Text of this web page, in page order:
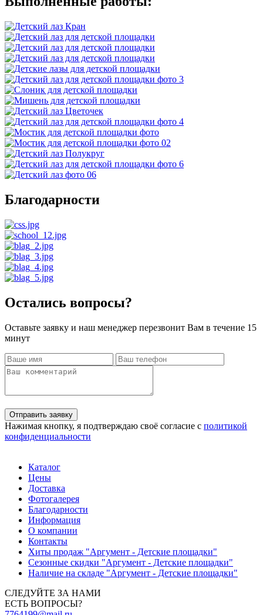
Благодарности
Остались вопросы?
Оставьте заявку и наш менеджер перезвонит Вам в течение 15
минут
Отправить заявку
Нажимая кнопку, я подтверждаю своё согласие с политикой
конфиденциальности
Каталог
Цены
Доставка
Фотогалерея
Благодарности
Информация
О компании
Контакты
Хиты продаж "Аргумент - Детские площадки"
Сезонные скидки "Аргумент - Детские площадки"
Наличие на складе "Аргумент - Детские площадки"
СЛЕДУЙТЕ ЗА НАМИ
ЕСТЬ ВОПРОСЫ?